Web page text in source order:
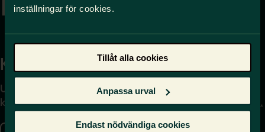
inställningar för cookies.
Tillåt alla cookies
Anpassa urval
Endast nödvändiga cookies
Kontakta
Uppgifter om hur du
kontaktar oss finns här.
Press
Journalist – du når oss
på press@sverigeslarare.